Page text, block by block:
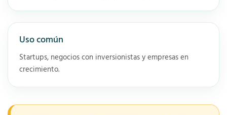
Uso común
Startups, negocios con inversionistas y empresas en
crecimiento.